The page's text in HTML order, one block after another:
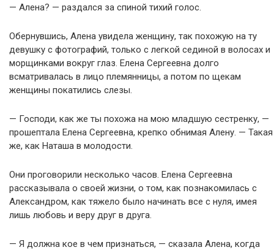
— Алена? — раздался за спиной тихий голос.
Обернувшись, Алена увидела женщину, так похожую на ту
девушку с фотографий, только с легкой сединой в волосах и
морщинками вокруг глаз. Елена Сергеевна долго
всматривалась в лицо племянницы, а потом по щекам
женщины покатились слезы.
— Господи, как же ты похожа на мою младшую сестренку, —
прошептала Елена Сергеевна, крепко обнимая Алену. — Такая
же, как Наташа в молодости.
Они проговорили несколько часов. Елена Сергеевна
рассказывала о своей жизни, о том, как познакомилась с
Александром, как тяжело было начинать все с нуля, имея
лишь любовь и веру друг в друга.
— Я должна кое в чем признаться, — сказала Алена, когда